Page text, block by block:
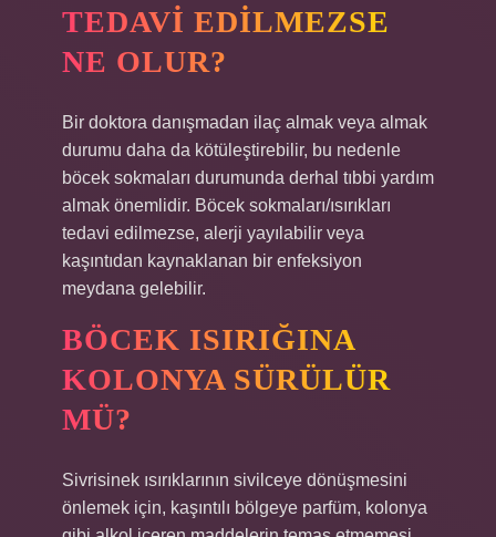
TEDAVI EDILMEZSE
NE OLUR?
Bir doktora danışmadan ilaç almak veya almak
durumu daha da kötüleştirebilir, bu nedenle
böcek sokmaları durumunda derhal tıbbi yardım
almak önemlidir. Böcek sokmaları/ısırıkları
tedavi edilmezse, alerji yayılabilir veya
kaşıntıdan kaynaklanan bir enfeksiyon
meydana gelebilir.
BÖCEK ISIRIĞINA
KOLONYA SÜRÜLÜR
MÜ?
Sivrisinek ısırıklarının sivilceye dönüşmesini
önlemek için, kaşıntılı bölgeye parfüm, kolonya